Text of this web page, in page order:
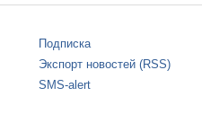
Подписка
Экспорт новостей (RSS)
SMS-alert